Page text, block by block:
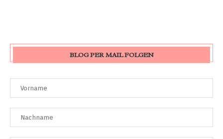
BLOG PER MAIL FOLGEN